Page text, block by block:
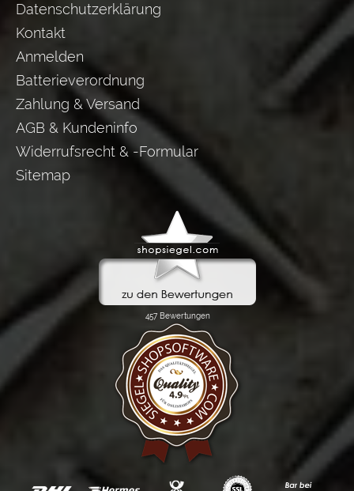
Datenschutzerklärung
Kontakt
Anmelden
Batterieverordnung
Zahlung & Versand
AGB & Kundeninfo
Widerrufsrecht & -Formular
Sitemap